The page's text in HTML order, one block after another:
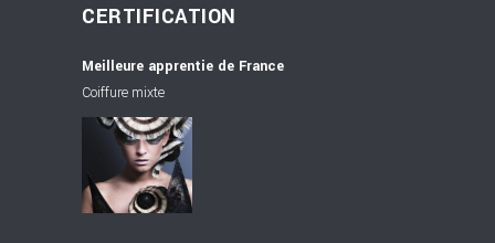
CERTIFICATION
Meilleure apprentie de France
Coiffure mixte